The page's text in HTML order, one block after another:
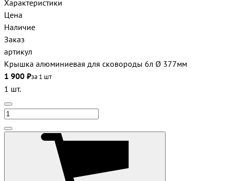
Характеристики
Цена
Наличие
Заказ
артикул
Крышка алюминиевая для сковороды 6л Ø 377мм
1 900 ₽за 1 шт
1 шт.